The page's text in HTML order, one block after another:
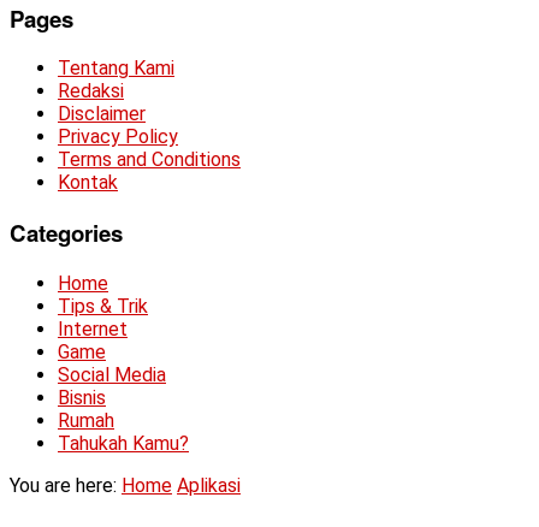
Pages
Tentang Kami
Redaksi
Disclaimer
Privacy Policy
Terms and Conditions
Kontak
Categories
Home
Tips & Trik
Internet
Game
Social Media
Bisnis
Rumah
Tahukah Kamu?
You are here: Home Aplikasi